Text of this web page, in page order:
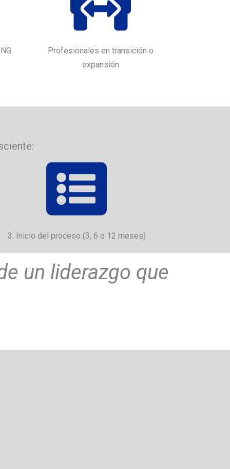
Profesionales en transición o
expansión
3. Inicio del proceso (3, 6 o 12 meses)
un liderazgo que